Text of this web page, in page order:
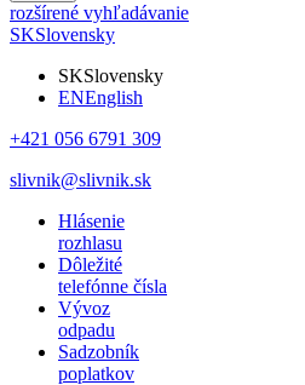
rozšírené vyhľadávanie
SKSlovensky
SKSlovensky
ENEnglish
+421 056 6791 309
slivnik@slivnik.sk
Hlásenie
rozhlasu
Dôležité
telefónne čísla
Vývoz
odpadu
Sadzobník
poplatkov